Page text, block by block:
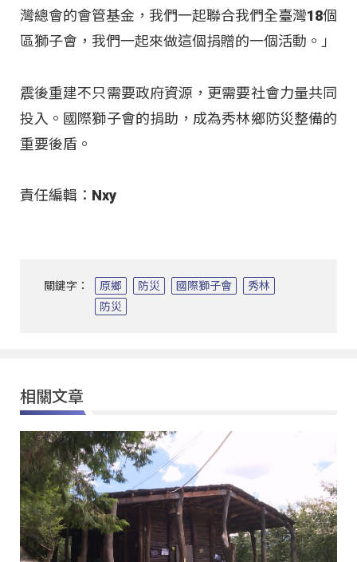
灣總會的會管基金，我們一起聯合我們全臺灣18個
區獅子會，我們一起來做這個捐贈的一個活動。」
震後重建不只需要政府資源，更需要社會力量共同
投入。國際獅子會的捐助，成為秀林鄉防災整備的
重要後盾。
責任編輯：Nxy
關鍵字： 原鄉 防災 國際獅子會
秀林
防災
相關文章